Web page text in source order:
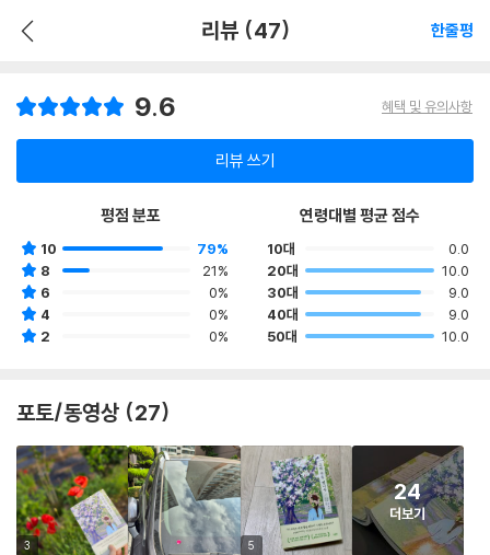
리뷰 (47) 한줄평
9.6 혜택 및 유의사항
리뷰 쓰기
평점 분포
10
79%
8
21%
6
0%
4
0%
2
0%
연령대별 평균 점수
10대
0.0
20대
10.0
30대
9.0
40대
9.0
50대
10.0
포토/동영상 (27)
3 5
24
더보기